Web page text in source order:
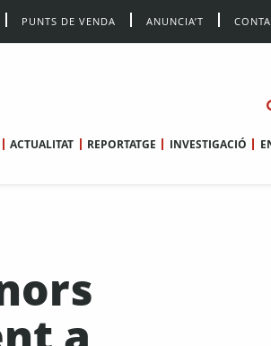
PUNTS DE VENDA ANUNCIA’T
ACTUALITAT REPORTATGE INVESTIGACIÓ